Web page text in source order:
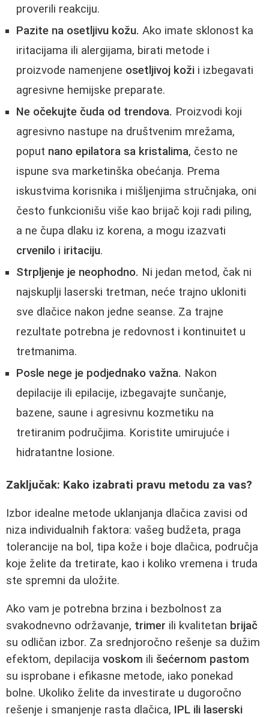
proverili reakciju.
Pazite na osetljivu kožu. Ako imate sklonost ka
iritacijama ili alergijama, birati metode i
proizvode namenjene osetljivoj koži i izbegavati
agresivne hemijske preparate.
Ne očekujte čuda od trendova. Proizvodi koji
agresivno nastupe na društvenim mrežama,
poput nano epilatora sa kristalima, često ne
ispune sva marketinška obećanja. Prema
iskustvima korisnika i mišljenjima stručnjaka, oni
često funkcionišu više kao brijač koji radi piling,
a ne čupa dlaku iz korena, a mogu izazvati
crvenilo i iritaciju.
Strpljenje je neophodno. Ni jedan metod, čak ni
najskuplji laserski tretman, neće trajno ukloniti
sve dlačice nakon jedne seanse. Za trajne
rezultate potrebna je redovnost i kontinuitet u
tretmanima.
Posle nege je podjednako važna. Nakon
depilacije ili epilacije, izbegavajte sunčanje,
bazene, saune i agresivnu kozmetiku na
tretiranim područjima. Koristite umirujuće i
hidratantne losione.
Zaključak: Kako izabrati pravu metodu za vas?
Izbor idealne metode uklanjanja dlačica zavisi od
niza individualnih faktora: vašeg budžeta, praga
tolerancije na bol, tipa kože i boje dlačica, područja
koje želite da tretirate, kao i koliko vremena i truda
ste spremni da uložite.
Ako vam je potrebna brzina i bezbolnost za
svakodnevno održavanje, trimer ili kvalitetan brijač
su odličan izbor. Za srednjoročno rešenje sa dužim
efektom, depilacija voskom ili šećernom pastom
su isprobane i efikasne metode, iako ponekad
bolne. Ukoliko želite da investirate u dugoročno
rešenje i smanjenje rasta dlačica, IPL ili laserski